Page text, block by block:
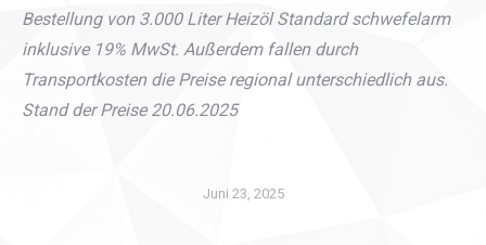
Bestellung von 3.000 Liter Heizöl Standard schwefelarm
inklusive 19% MwSt. Außerdem fallen durch
Transportkosten die Preise regional unterschiedlich aus.
Stand der Preise 20.06.2025
Juni 23, 2025